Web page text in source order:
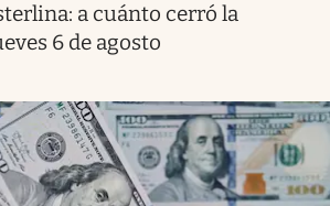
a cuánto cerró la
6 de agosto